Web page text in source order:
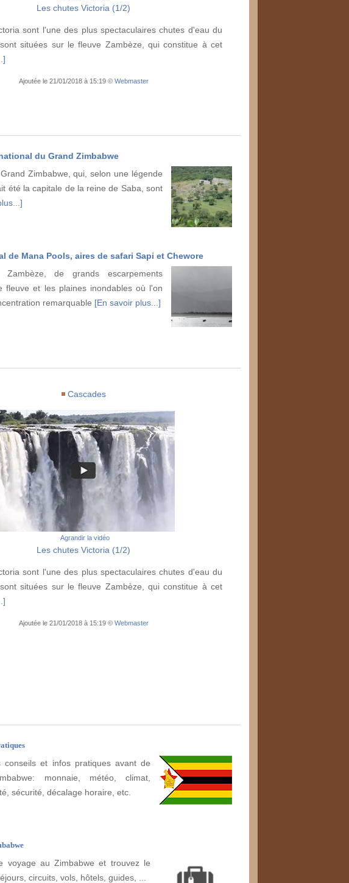
Les chutes Victoria (1/2)
sont l'une des plus spectaculaires chutes d'eau du
situées sur le fleuve Zambèze, qui constitue à cet
Ajoutée le 21/01/2018 à 15:19 © Webmaster
du Grand Zimbabwe
Zimbabwe, qui, selon une légende
été la capitale de la reine de Saba, sont
de Mana Pools, aires de safari Sapi et Chewore
de grands escarpements
fleuve et les plaines inondables où l'on
remarquable [En savoir plus...]
Cascades
Agrandir la vidéo
Les chutes Victoria (1/2)
sont l'une des plus spectaculaires chutes d'eau du
situées sur le fleuve Zambèze, qui constitue à cet
Ajoutée le 21/01/2018 à 15:19 © Webmaster
conseils et infos pratiques avant de
monnaie, météo, climat,
sécurité, décalage horaire, etc.
voyage au Zimbabwe et trouvez le
circuits, vols, hôtels, guides, ...